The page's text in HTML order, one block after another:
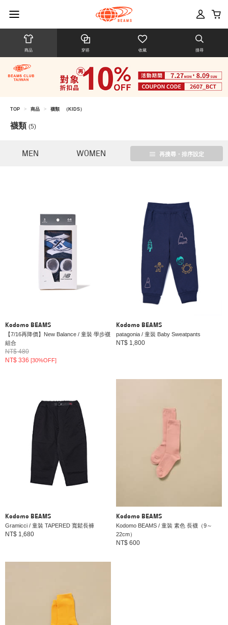
商品 穿搭 收藏 搜尋
TOP > 商品 > 襪類 （KIDS）
襪類 (5)
MEN WOMEN 再搜尋・排序設定
Kodomo BEAMS
【7/16再降價】New Balance / 童裝 學步襪
組合
NT$ 480
NT$ 336 [30%OFF]
Kodomo BEAMS
patagonia / 童裝 Baby Sweatpants
NT$ 1,800
Kodomo BEAMS
Gramicci / 童裝 TAPERED 寬鬆長褲
NT$ 1,680
Kodomo BEAMS
Kodomo BEAMS / 童裝 素色 長襪（9～
22cm）
NT$ 600